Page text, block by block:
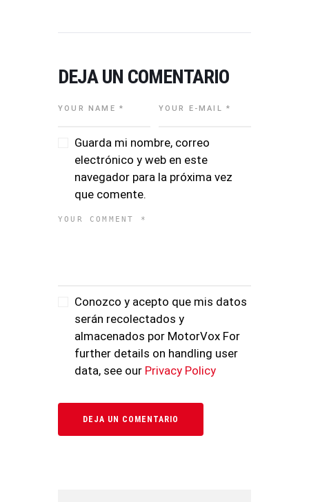
DEJA UN COMENTARIO
Guarda mi nombre, correo
electrónico y web en este
navegador para la próxima vez
que comente.
Conozco y acepto que mis datos
serán recolectados y
almacenados por MotorVox For
further details on handling user
data, see our Privacy Policy